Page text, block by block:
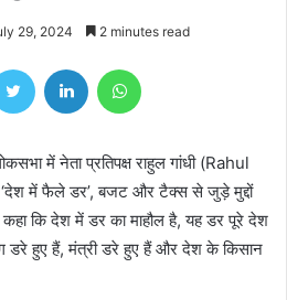
29, 2024 2 minutes read
Twitter LinkedIn
में नेता प्रतिपक्ष राहुल गांधी (Rahul
में फैले डर’, बजट और टैक्स से जुड़े मुद्दों
कहा कि देश में डर का माहौल है, यह डर पूरे देश
हुए हैं, मंत्री डरे हुए हैं और देश के किसान